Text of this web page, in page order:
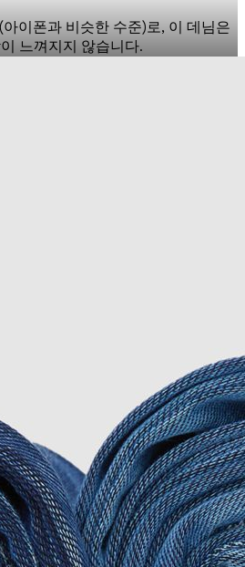
이폰과 비슷한 수준)로, 이 데님은
느껴지지 않습니다.